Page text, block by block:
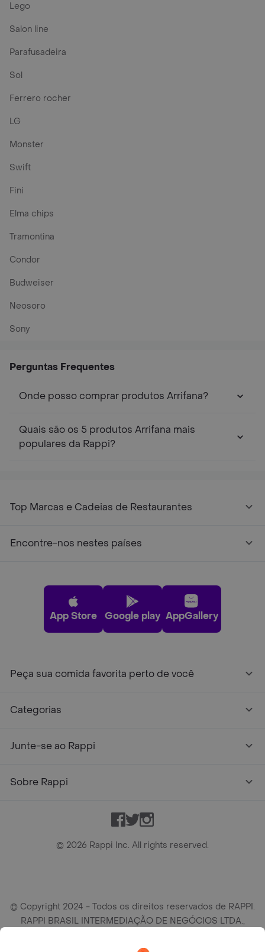
Lego
Salon line
Parafusadeira
Sol
Ferrero rocher
LG
Monster
Swift
Fini
Elma chips
Tramontina
Condor
Budweiser
Neosoro
Sony
Perguntas Frequentes
Onde posso comprar produtos Arrifana?
Quais são os 5 produtos Arrifana mais
populares da Rappi?
Top Marcas e Cadeias de Restaurantes
Encontre-nos nestes países
App Store Google play AppGallery
Peça sua comida favorita perto de você
Categorias
Junte-se ao Rappi
Sobre Rappi
Facebook
TwitterInstagram
© 2026 Rappi Inc. All rights reserved.
© Copyright 2024 - Todos os direitos reservados de RAPPI.
RAPPI BRASIL INTERMEDIAÇÃO DE NEGÓCIOS LTDA.,
conj. 91, Lado A, Cerqueira Cesar, São Paulo/SP CEP. 01414-